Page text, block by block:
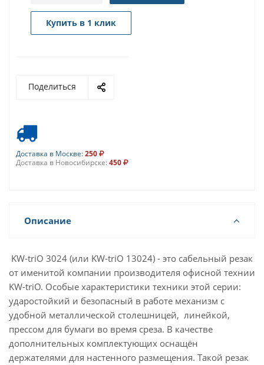
Купить в 1 клик
Поделиться
Доставка в Москве:250
Доставка в Новосибирске: 450
Описание
KW-triO 3024 (или KW-triO 13024) - это сабельный резак
от именитой компании производителя офисной технии
KW-triO. Особые характеристики техники этой серии:
ударостойкий и безопасный в работе механизм с
удобной металлической столешницей, линейкой,
прессом для бумаги во время среза. В качестве
дополнительных комплектующих оснащён
держателями для настенного размещения. Такой резак